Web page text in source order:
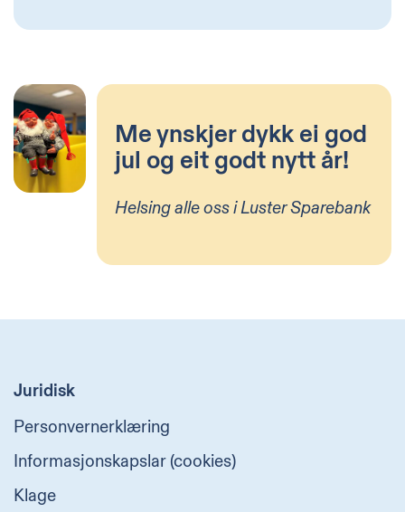
Me ynskjer dykk ei god
jul og eit godt nytt år!
Helsing alle oss i Luster Sparebank
Juridisk
Personvernerklæring
Informasjonskapslar (cookies)
Klage